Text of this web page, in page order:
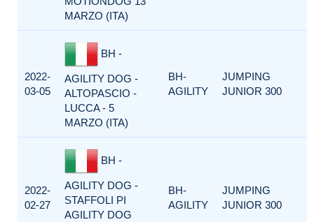
MARZO (ITA)
2022-
03-05
BH -
AGILITY DOG -
ALTOPASCIO -
LUCCA - 5
MARZO (ITA)
BH-
AGILITY
JUMPING
JUNIOR 300
2022-
02-27
BH -
AGILITY DOG -
STAFFOLI PI
AGILITY DOG
BH-
AGILITY
JUMPING
JUNIOR 300